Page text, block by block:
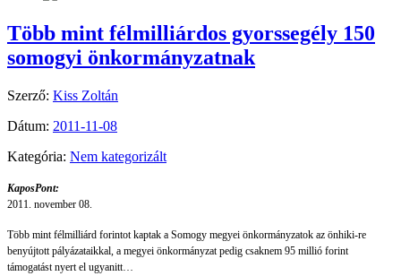
Több mint félmilliárdos gyorssegély 150
somogyi önkormányzatnak
Szerző: Kiss Zoltán
Dátum: 2011-11-08
Kategória: Nem kategorizált
KaposPont:
2011. november 08.
Több mint félmilliárd forintot kaptak a Somogy megyei önkormányzatok az önhiki-re
benyújtott pályázataikkal, a megyei önkormányzat pedig csaknem 95 millió forint
támogatást nyert el ugyanitt…